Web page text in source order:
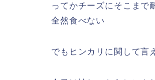
ってかチーズにそこまで
全然食べない
でもヒンカリに関して言